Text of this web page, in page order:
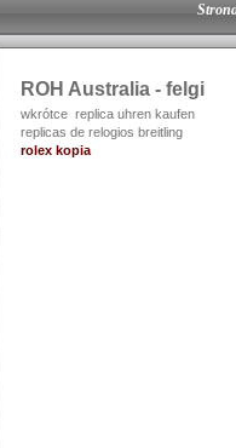
ROH Australia - felgi
wkrótce replica uhren kaufen
replicas de relogios breitling
rolex kopia